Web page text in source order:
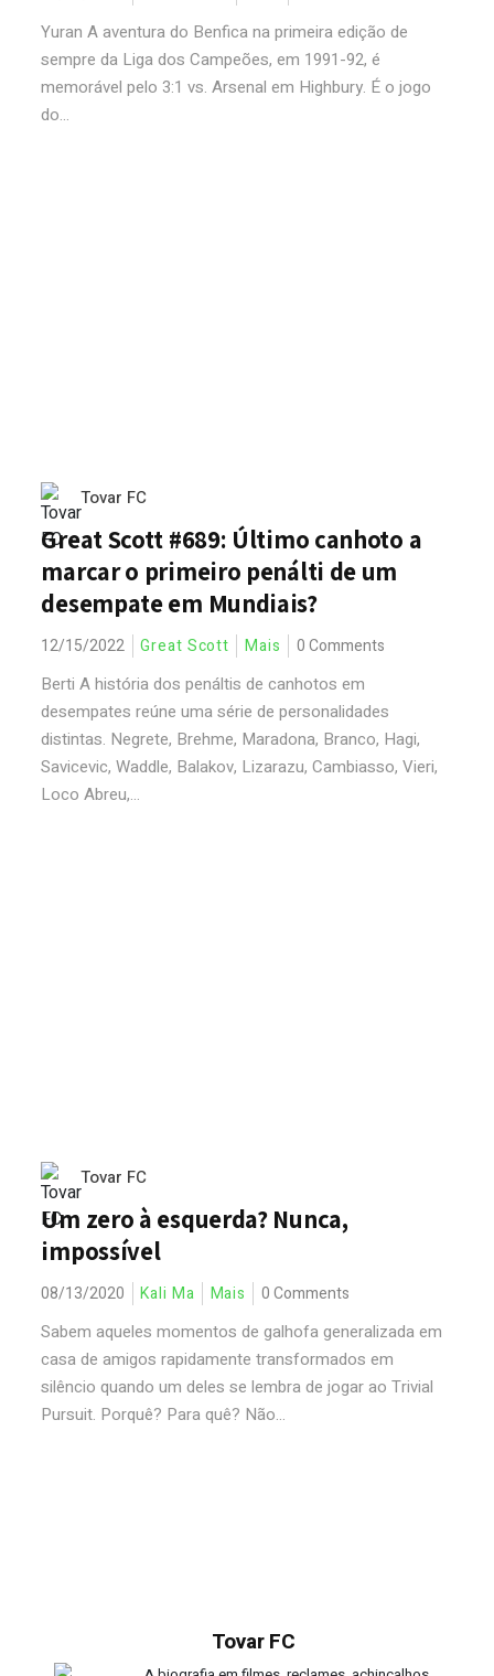
Yuran A aventura do Benfica na primeira edição de
sempre da Liga dos Campeões, em 1991-92, é
memorável pelo 3:1 vs. Arsenal em Highbury. É o jogo
do...
Tovar FC
Great Scott #689: Último canhoto a
marcar o primeiro penálti de um
desempate em Mundiais?
12/15/2022 Great Scott Mais 0 Comments
Berti A história dos penáltis de canhotos em
desempates reúne uma série de personalidades
distintas. Negrete, Brehme, Maradona, Branco, Hagi,
Savicevic, Waddle, Balakov, Lizarazu, Cambiasso, Vieri,
Loco Abreu,...
Tovar FC
Um zero à esquerda? Nunca,
impossível
08/13/2020 Kali Ma Mais 0 Comments
Sabem aqueles momentos de galhofa generalizada em
casa de amigos rapidamente transformados em
silêncio quando um deles se lembra de jogar ao Trivial
Pursuit. Porquê? Para quê? Não...
Tovar FC